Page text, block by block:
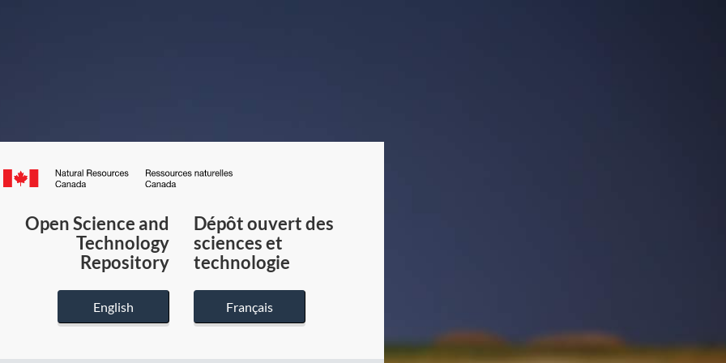
Canada.ca
du
Canada
Open Science and
Technology
Repository
English
Dépôt ouvert des
sciences et
technologie
Français